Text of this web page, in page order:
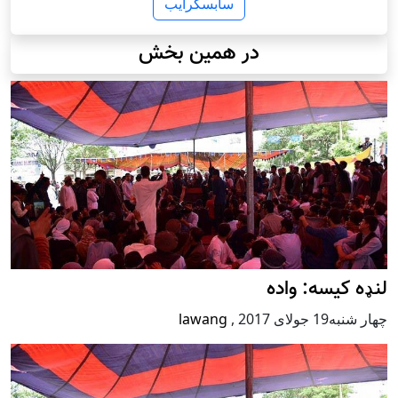
در همین بخش
لنډه کیسه: واده
چهار شنبه19 جولای 2017 ,
lawang